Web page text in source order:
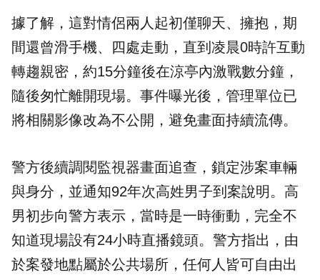
據了解，這對情侶兩人起初僅聊天、擁抱，期
間還曾滑手機、四處走動，直到凌晨0時許互動
轉趨親密，約15分鐘後在涼亭內激戰數分鐘，
隨後匆忙離開現場。事件曝光後，管理單位已
將相關影像改為不公開，避免畫面持續流傳。
警方後續調閱監視器畫面追查，鎖定涉案車輛
與身分，並通知92年次高姓男子到案說明。高
男初步向警方表示，當時是一時衝動，完全不
知道現場設有24小時直播鏡頭。警方指出，由
於案發地點屬於公共場所，任何人皆可自由出